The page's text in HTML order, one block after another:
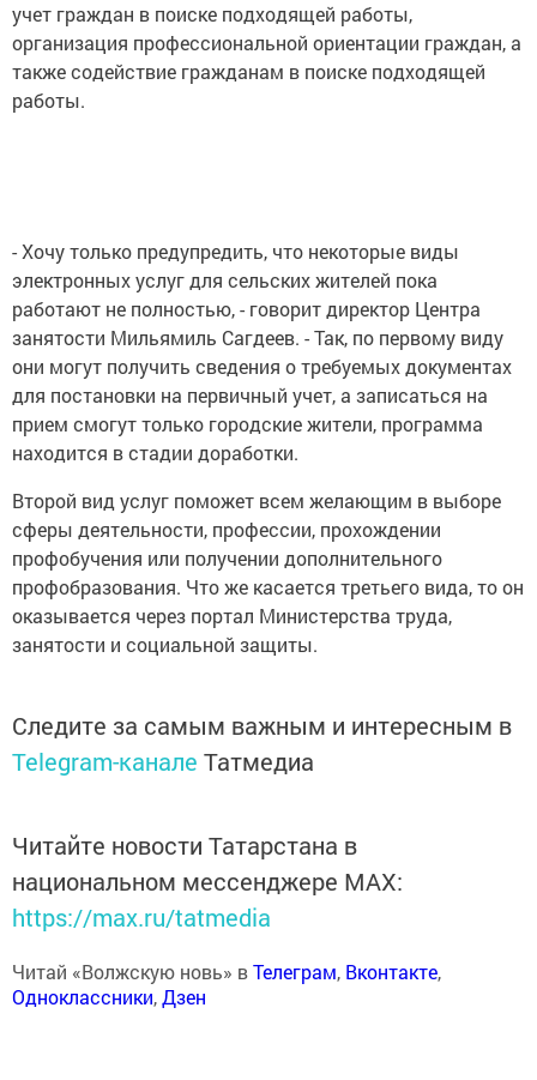
учет граждан в поиске подходящей работы,
организация профессиональной ориентации граждан, а
также содействие гражданам в поиске подходящей
работы.
- Хочу только предупредить, что некоторые виды
электронных услуг для сельских жителей пока
работают не полностью, - говорит директор Центра
занятости Мильямиль Сагдеев. - Так, по первому виду
они могут получить сведения о требуемых документах
для постановки на первичный учет, а записаться на
прием смогут только городские жители, программа
находится в стадии доработки.
Второй вид услуг поможет всем желающим в выборе
сферы деятельности, профессии, прохождении
профобучения или получении дополнительного
профобразования. Что же касается третьего вида, то он
оказывается через портал Министерства труда,
занятости и социальной защиты.
Следите за самым важным и интересным в
Telegram-канале Татмедиа
Читайте новости Татарстана в
национальном мессенджере MАХ:
https://max.ru/tatmedia
Читай «Волжскую новь» вТелеграм, Вконтакте,
Одноклассники,Дзен